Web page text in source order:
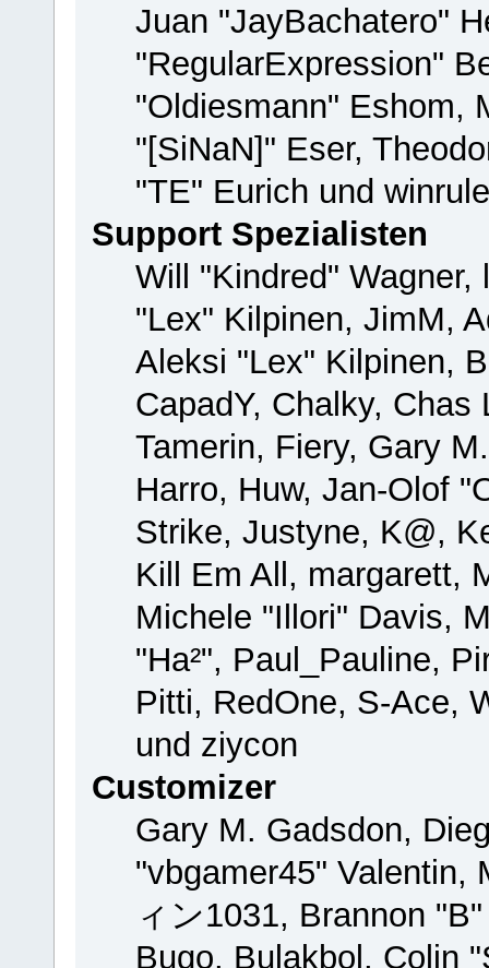
Juan "JayBachatero"
"RegularExpression"
"Oldiesmann" Eshom,
"[SiNaN]" Eser,
"TE" Eurich und
Support Spezialisten
Will "Kindred"
"Lex" Kilpinen, JimM,
Aleksi "Lex" Kilpinen,
CapadY, Chalky,
Tamerin, Fiery, Gary
Harro, Huw, Jan-Olof
Strike, Justyne, K@,
Kill Em All, margarett,
Michele "Illori" Davis,
"Ha²", Paul_Pauline,
Pitti, RedOne, S-Ace,
und ziycon
Customizer
Gary M. Gadsdon,
"vbgamer45"
ィン1031, Brannon
Bugo, Bulakbol, Colin